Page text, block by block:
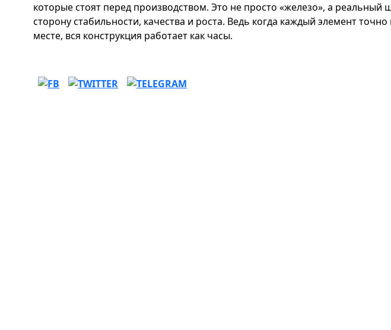
которые стоят перед производством. Это не просто «железо», а реальный
сторону стабильности, качества и роста. Ведь когда каждый элемент
месте, вся конструкция работает как часы.